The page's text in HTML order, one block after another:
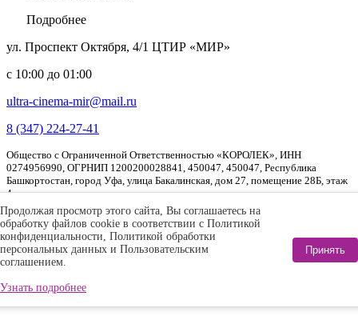
Подробнее
ул. Проспект Октября, 4/1 ЦТИР «МИР»
с 10:00 до 01:00
ultra-cinema-mir@mail.ru
8 (347) 224-27-41
Общество с Ограниченной Ответственностью «КОРОЛЕК», ИНН
0274956990, ОГРНИП 1200200028841, 450047, 450047, Республика
Башкортостан, город Уфа, улица Бакалинская, дом 27, помещение 28Б, этаж
4
Описание процесса оплаты
Политика конфиденциальности
Политика обработки персональных данных
«Яндекс.Метрика»
Пользовательское соглашение
Продолжая просмотр этого сайта, Вы соглашаетесь на
обработку файлов cookie в соответствии с Политикой
конфиденциальности, Политикой обработки
персональных данных и Пользовательским
соглашением.
Узнать подробнее
Принять